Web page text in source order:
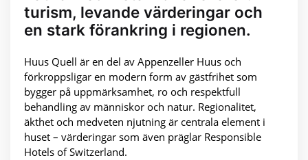
turism, levande värderingar och
en stark förankring i regionen.
Huus Quell är en del av Appenzeller Huus och
förkroppsligar en modern form av gästfrihet som
bygger på uppmärksamhet, ro och respektfull
behandling av människor och natur. Regionalitet,
äkthet och medveten njutning är centrala element i
huset – värderingar som även präglar Responsible
Hotels of Switzerland.